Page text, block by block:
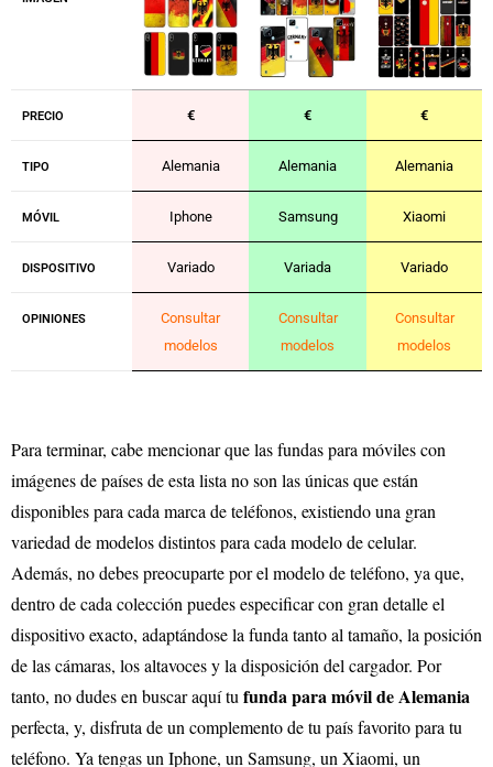
PRECIO € € €
TIPO Alemania Alemania Alemania
MÓVIL Iphone Samsung Xiaomi
DISPOSITIVO Variado Variada Variado
OPINIONES
Consultar
modelos
Consultar
modelos
Consultar
modelos
Para terminar, cabe mencionar que las fundas para móviles con
imágenes de países de esta lista no son las únicas que están
disponibles para cada marca de teléfonos, existiendo una gran
variedad de modelos distintos para cada modelo de celular.
Además, no debes preocuparte por el modelo de teléfono, ya que,
dentro de cada colección puedes especificar con gran detalle el
dispositivo exacto, adaptándose la funda tanto al tamaño, la posición
de las cámaras, los altavoces y la disposición del cargador. Por
tanto, no dudes en buscar aquí tu funda para móvil de Alemania
perfecta, y, disfruta de un complemento de tu país favorito para tu
teléfono. Ya tengas un Iphone, un Samsung, un Xiaomi, un